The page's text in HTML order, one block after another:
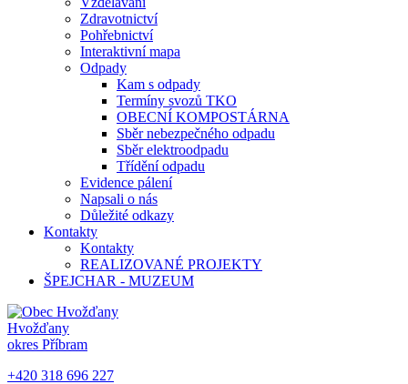
Zdravotnictví
Pohřebnictví
Interaktivní mapa
Odpady
Kam s odpady
Termíny svozů TKO
OBECNÍ KOMPOSTÁRNA
Sběr nebezpečného odpadu
Sběr elektroodpadu
Třídění odpadu
Evidence pálení
Napsali o nás
Důležité odkazy
Kontakty
Kontakty
REALIZOVANÉ PROJEKTY
ŠPEJCHAR - MUZEUM
Hvožďany
okres Příbram
+420 318 696 227